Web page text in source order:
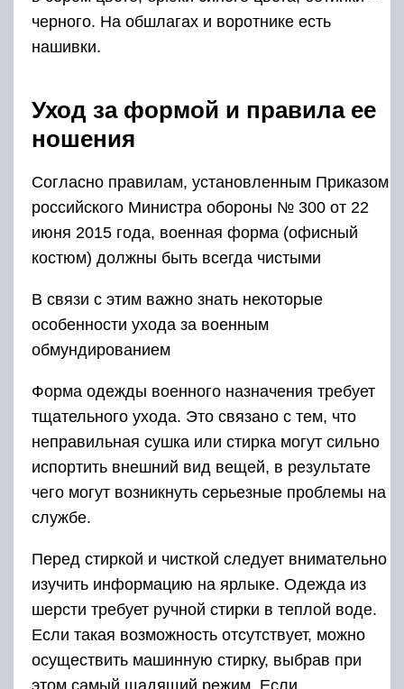
черного. На обшлагах и воротнике есть
нашивки.
Уход за формой и правила ее
ношения
Согласно правилам, установленным Приказом
российского Министра обороны № 300 от 22
июня 2015 года, военная форма (офисный
костюм) должны быть всегда чистыми
В связи с этим важно знать некоторые
особенности ухода за военным
обмундированием
Форма одежды военного назначения требует
тщательного ухода. Это связано с тем, что
неправильная сушка или стирка могут сильно
испортить внешний вид вещей, в результате
чего могут возникнуть серьезные проблемы на
службе.
Перед стиркой и чисткой следует внимательно
изучить информацию на ярлыке. Одежда из
шерсти требует ручной стирки в теплой воде.
Если такая возможность отсутствует, можно
осуществить машинную стирку, выбрав при
этом самый щадящий режим. Если